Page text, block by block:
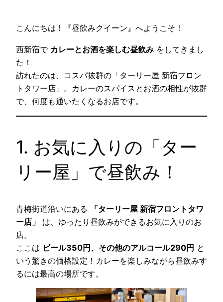
こんにちは！『昼飲みクイーン』へようこそ！
西新宿で カレーとお酒を楽しむ昼飲み をしてきまし
た！
訪れたのは、コスパ抜群の「ターリー屋 新宿フロン
トタワー店」。カレーのスパイスとお酒の相性が抜群
で、何度も通いたくなるお店です。
1. お気に入りの「ター
リー屋」で昼飲み！
青梅街道沿いにある
「ターリー屋 新宿フロントタワ
ー店」
は、ゆったり昼飲みができるお気に入りのお
店。
ここは ビール350円、その他のアルコール290円 と
いう驚きの価格設定！カレーを楽しみながら昼飲みす
るには最高の場所です。